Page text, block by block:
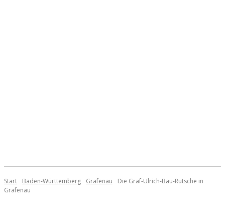
Start Baden-Württemberg Grafenau
Die Graf-Ulrich-Bau-Rutsche in
Grafenau